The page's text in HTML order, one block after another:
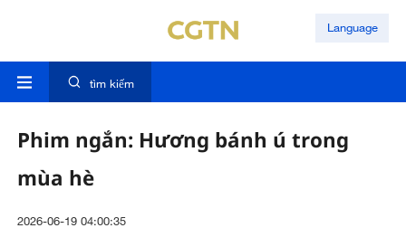
Language
tìm kiếm
Phim ngắn: Hương bánh ú trong
mùa hè
2026-06-19 04:00:35